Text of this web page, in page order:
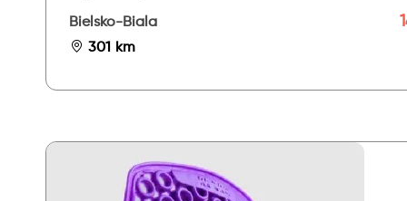
Bielsko-Biala
301 km